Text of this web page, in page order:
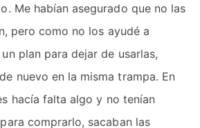
Me habían asegurado que no las
pero como no los ayudé a
plan para dejar de usarlas,
nuevo en la misma trampa. En
hacía falta algo y no tenían
comprarlo, sacaban las